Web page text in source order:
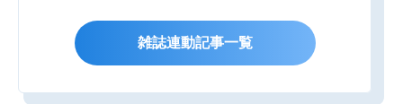
雑誌連動記事一覧